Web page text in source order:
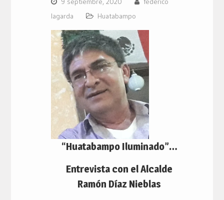
lagarda
Huatabampo
“Huatabampo Iluminado”…
Entrevista con el Alcalde
Ramón Díaz Nieblas